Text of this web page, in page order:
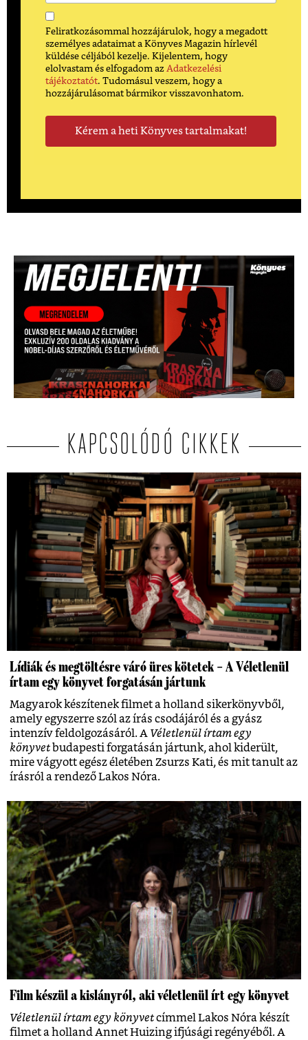
Feliratkozásommal hozzájárulok, hogy a megadott
személyes adataimat a Könyves Magazin hírlevél
küldése céljából kezelje. Kijelentem, hogy
elolvastam és elfogadom az Adatkezelési
tájékoztatót. Tudomásul veszem, hogy a
hozzájárulásomat bármikor visszavonhatom.
KAPCSOLÓDÓ CIKKEK
Lídiák és megtöltésre váró üres kötetek – A Véletlenül
írtam egy könyvet forgatásán jártunk
Magyarok készítenek filmet a holland sikerkönyvből,
amely egyszerre szól az írás csodájáról és a gyász
intenzív feldolgozásáról. A Véletlenül írtam egy
könyvetbudapesti forgatásán jártunk, ahol kiderült,
mire vágyott egész életében Zsurzs Kati, és mit tanult az
írásról a rendező Lakos Nóra.
Film készül a kislányról, aki véletlenül írt egy könyvet
Véletlenül írtam egy könyvetcímmel Lakos Nóra készít
filmet a holland Annet Huizing ifjúsági regényéből. A